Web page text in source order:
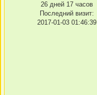
26 дней 17 часов
Последний визит:
2017-01-03 01:46:39